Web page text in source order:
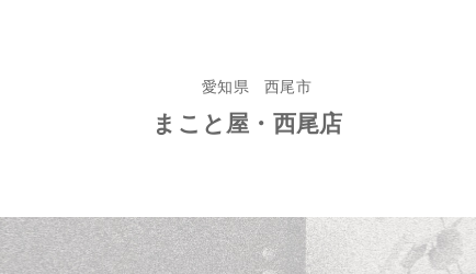
愛知県 西尾市
まこと屋・西尾店